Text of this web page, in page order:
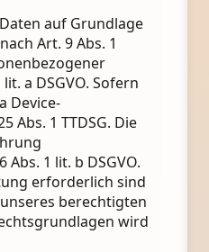
auf Grundlage
Art. 9 Abs. 1
a DSGVO. Sofern
Device-
1 TTDSG. Die
1 lit. b DSGVO.
erforderlich sind
berechtigten
wird